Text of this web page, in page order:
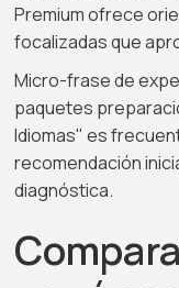
Premium ofrece
focalizadas que
Micro-frase de
paquetes
Idiomas" es
recomendación
diagnóstica.